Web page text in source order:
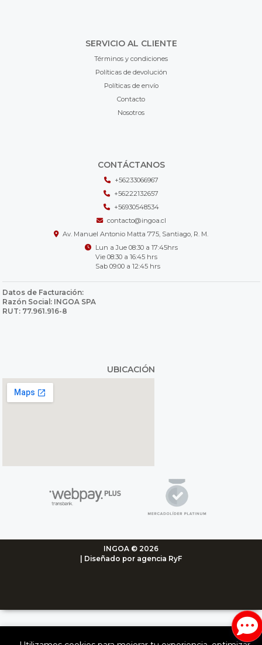
SERVICIO AL CLIENTE
Términos y condiciones
Políticas de devolución
Políticas de envío
Contacto
Nosotros
CONTÁCTANOS
+56233066967
+56222132657
+56930548534
contacto@ingoa.cl
Av. Manuel Antonio Matta 775, Santiago, R. M.
Lun a Jue 08:30 a 17:45hrs
Vie 08:30 a 16:45 hrs
Sab 09:00 a 12:45 hrs
Datos de Facturación:
Razón Social: INGOA SPA
RUT: 77.961.916-8
UBICACIÓN
INGOA © 2026
| Diseñado por agencia RyF